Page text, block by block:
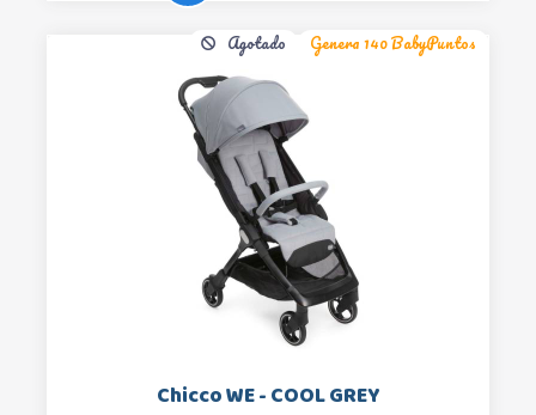
Agotado Genera 140 BabyPuntos
Chicco WE - COOL GREY